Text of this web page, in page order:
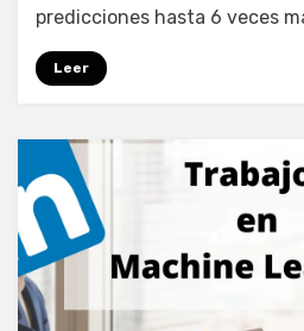
predicciones hasta 6 veces
Leer